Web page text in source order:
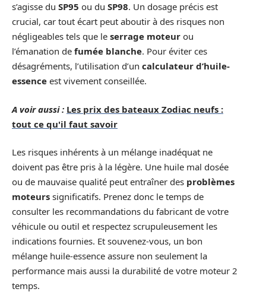
s’agisse du SP95 ou du SP98. Un dosage précis est
crucial, car tout écart peut aboutir à des risques non
négligeables tels que le serrage moteur ou
l’émanation de fumée blanche. Pour éviter ces
désagréments, l’utilisation d’un calculateur d’huile-
essence est vivement conseillée.
A voir aussi : Les prix des bateaux Zodiac neufs :
tout ce qu'il faut savoir
Les risques inhérents à un mélange inadéquat ne
doivent pas être pris à la légère. Une huile mal dosée
ou de mauvaise qualité peut entraîner des problèmes
moteurs significatifs. Prenez donc le temps de
consulter les recommandations du fabricant de votre
véhicule ou outil et respectez scrupuleusement les
indications fournies. Et souvenez-vous, un bon
mélange huile-essence assure non seulement la
performance mais aussi la durabilité de votre moteur 2
temps.